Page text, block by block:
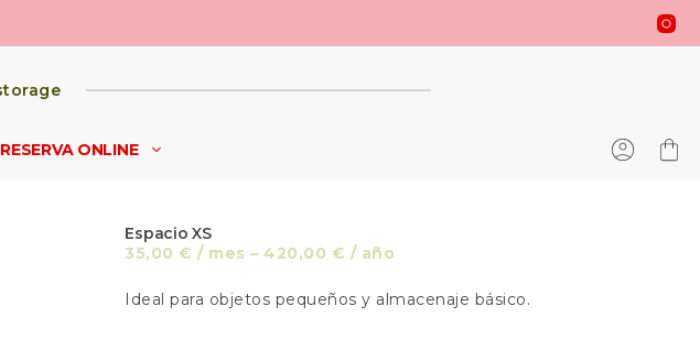
RESERVA ONLINE
Espacio XS
35,00€ / mes –420,00 € / año
Ideal para objetos pequeños y almacenaje básico.